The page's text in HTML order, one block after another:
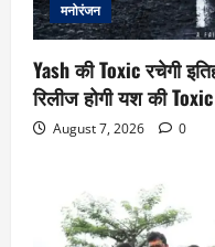
मनोरंजन
Yash की Toxic रचेगी
रिलीज होगी यश की Toxic
August 7, 2026 0